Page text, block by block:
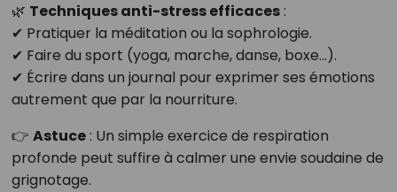
🌿 Techniques anti-stress efficaces:
✔ Pratiquer la méditation ou la sophrologie.
✔ Faire du sport (yoga, marche, danse, boxe…).
✔ Écrire dans un journal pour exprimer ses émotions
autrement que par la nourriture.
👉 Astuce: Un simple exercice de respiration
profonde peut suffire à calmer une envie soudaine de
grignotage.